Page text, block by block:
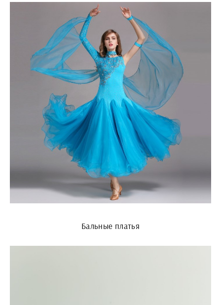
Бальные платья